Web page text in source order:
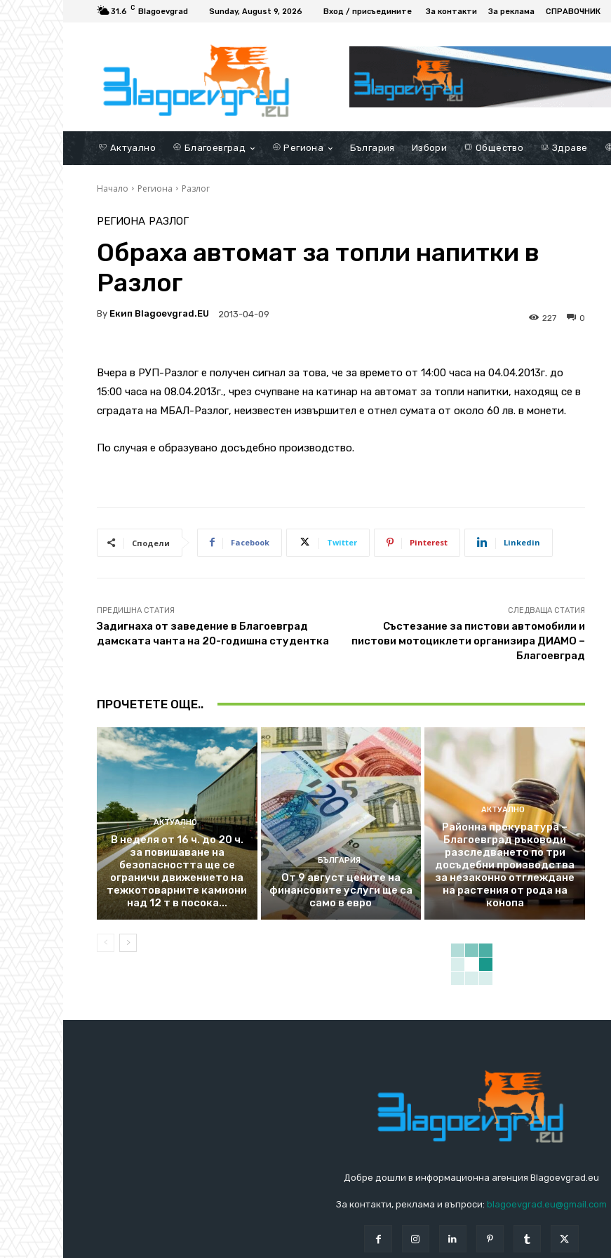
31.6 C Blagoevgrad Sunday, August 9, 2026 Вход / присъедините За контакти За реклама СПРАВОЧНИК
Актуално Благоевград Региона България Избори Общество Здраве
Начало Региона Разлог
РЕГИОНА РАЗЛОГ
Обраха автомат за топли напитки в
Разлог
By Екип Blagoevgrad.EU 2013-04-09 0
227
Вчера в РУП-Разлог е получен сигнал за това, че за времето от 14:00 часа на 04.04.2013г. до
15:00 часа на 08.04.2013г., чрез счупване на катинар на автомат за топли напитки, находящ се в
сградата на МБАЛ-Разлог, неизвестен извършител е отнел сумата от около 60 лв. в монети.
По случая е образувано досъдебно производство.
Сподели Facebook Twitter Pinterest Linkedin
ПРЕДИШНА СТАТИЯ
Задигнаха от заведение в Благоевград
дамската чанта на 20-годишна студентка
СЛЕДВАЩА СТАТИЯ
Състезание за пистови автомобили и
пистови мотоциклети организира ДИАМО –
Благоевград
ПРОЧЕТЕТЕ ОЩЕ..
АКТУАЛНО
В неделя от 16 ч. до 20 ч.
за повишаване на
безопасността ще се
ограничи движението на
тежкотоварните камиони
над 12 т в посока...
БЪЛГАРИЯ
От 9 август цените на
финансовите услуги ще са
само в евро
АКТУАЛНО
Районна прокуратура –
Благоевград ръководи
разследването по три
досъдебни производства
за незаконно отглеждане
на растения от рода на
конопа
Добре дошли в информационна агенция Blagoevgrad.eu
За контакти, реклама и въпроси: blagoevgrad.eu@gmail.com